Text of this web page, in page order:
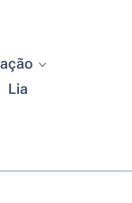
Lia